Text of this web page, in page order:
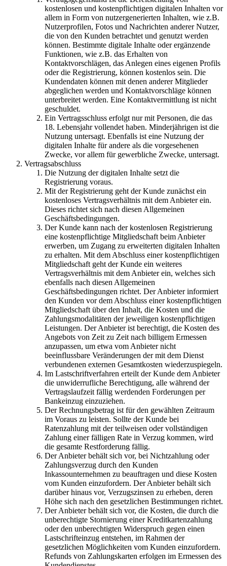
kostenlosen und kostenpflichtigen digitalen Inhalten vor
allem in Form von nutzergenerierten Inhalten, wie z.B.
Nutzerprofilen, Fotos und Nachrichten anderer Nutzer,
die von den Kunden betrachtet und genutzt werden
können. Bestimmte digitale Inhalte oder ergänzende
Funktionen, wie z.B. das Erhalten von
Kontaktvorschlägen, das Anlegen eines eigenen Profils
oder die Registrierung, können kostenlos sein. Die
Kundendaten können mit denen anderer Mitglieder
abgeglichen werden und Kontaktvorschläge können
unterbreitet werden. Eine Kontaktvermittlung ist nicht
geschuldet.
Ein Vertragsschluss erfolgt nur mit Personen, die das
18. Lebensjahr vollendet haben. Minderjährigen ist die
Nutzung untersagt. Ebenfalls ist eine Nutzung der
digitalen Inhalte für andere als die vorgesehenen
Zwecke, vor allem für gewerbliche Zwecke, untersagt.
Vertragsabschluss
Die Nutzung der digitalen Inhalte setzt die
Registrierung voraus.
Mit der Registrierung geht der Kunde zunächst ein
kostenloses Vertragsverhältnis mit dem Anbieter ein.
Dieses richtet sich nach diesen Allgemeinen
Geschäftsbedingungen.
Der Kunde kann nach der kostenlosen Registrierung
eine kostenpflichtige Mitgliedschaft beim Anbieter
erwerben, um Zugang zu erweiterten digitalen Inhalten
zu erhalten. Mit dem Abschluss einer kostenpflichtigen
Mitgliedschaft geht der Kunde ein weiteres
Vertragsverhältnis mit dem Anbieter ein, welches sich
ebenfalls nach diesen Allgemeinen
Geschäftsbedingungen richtet. Der Anbieter informiert
den Kunden vor dem Abschluss einer kostenpflichtigen
Mitgliedschaft über den Inhalt, die Kosten und die
Zahlungsmodalitäten der jeweiligen kostenpflichtigen
Leistungen. Der Anbieter ist berechtigt, die Kosten des
Angebots von Zeit zu Zeit nach billigem Ermessen
anzupassen, um etwa vom Anbieter nicht
beeinflussbare Veränderungen der mit dem Dienst
verbundenen externen Gesamtkosten wiederzuspiegeln.
Im Lastschriftverfahren erteilt der Kunde dem Anbieter
die unwiderrufliche Berechtigung, alle während der
Vertragslaufzeit fällig werdenden Forderungen per
Bankeinzug einzuziehen.
Der Rechnungsbetrag ist für den gewählten Zeitraum
im Voraus zu leisten. Sollte der Kunde bei
Ratenzahlung mit der teilweisen oder vollständigen
Zahlung einer fälligen Rate in Verzug kommen, wird
die gesamte Restforderung fällig.
Der Anbieter behält sich vor, bei Nichtzahlung oder
Zahlungsverzug durch den Kunden
Inkassounternehmen zu beauftragen und diese Kosten
vom Kunden einzufordern. Der Anbieter behält sich
darüber hinaus vor, Verzugszinsen zu erheben, deren
Höhe sich nach den gesetzlichen Bestimmungen richtet.
Der Anbieter behält sich vor, die Kosten, die durch die
unberechtigte Stornierung einer Kreditkartenzahlung
oder den unberechtigten Widerspruch gegen einen
Lastschrifteinzug entstehen, im Rahmen der
gesetzlichen Möglichkeiten vom Kunden einzufordern.
Refunds von Zahlungskarten erfolgen im Ermessen des